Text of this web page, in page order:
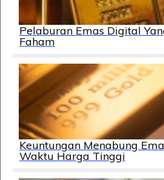
Pelaburan Emas Digital
Faham
Keuntungan Menabung
Waktu Harga Tinggi